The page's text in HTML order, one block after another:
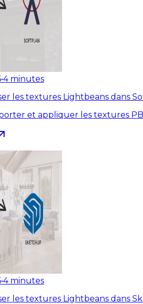
•4 minutes
les textures Lightbeans dans
et appliquer les textures
•4 minutes
les textures Lightbeans dans